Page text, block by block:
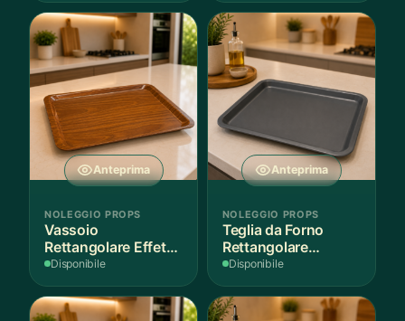
Anteprima
NOLEGGIO PROPS
Vassoio
Rettangolare Effetto
Legno
Disponibile
Anteprima
NOLEGGIO PROPS
Teglia da Forno
Rettangolare
Antiaderente
Disponibile